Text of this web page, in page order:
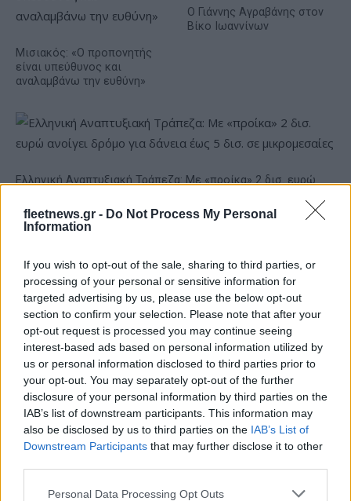
fleetnews.gr - Do Not Process My Personal
Information
If you wish to opt-out of the sale, sharing to third parties, or
processing of your personal or sensitive information for
targeted advertising by us, please use the below opt-out
section to confirm your selection. Please note that after your
opt-out request is processed you may continue seeing
interest-based ads based on personal information utilized by
us or personal information disclosed to third parties prior to
your opt-out. You may separately opt-out of the further
disclosure of your personal information by third parties on the
IAB’s list of downstream participants. This information may
also be disclosed by us to third parties on the IAB’s List of
Downstream Participants that may further disclose it to other
Please note that this website/app uses one or more Google
Personal Data Processing Opt Outs
Μισιακός: «Ο προπονητής
είναι υπεύθυνος και
αναλαμβάνω την ευθύνη»
Ο Γιάννης Αγραβάνης στον
Βίκο Ιωαννίνων
Ελληνική Αναπτυξιακή Τράπεζα: Με «προίκα» 2 δισ. ευρώ
Β.Σ. Καρούλιας: Τζίρος 98,7
εκατ. ευρώ και αύξηση
κερδών 57% - Τα νέα
στοιχήματα σε low & non
alcohol
Deloitte Ελλάδος:
Χρηματοοικονομικός
σύμβουλος της ΔΕΗ για την
είσοδο στην πολωνική
αγορά ενέργειας
Η Chery επενδύει 75 εκατ. δολάρια στην KG Mobility